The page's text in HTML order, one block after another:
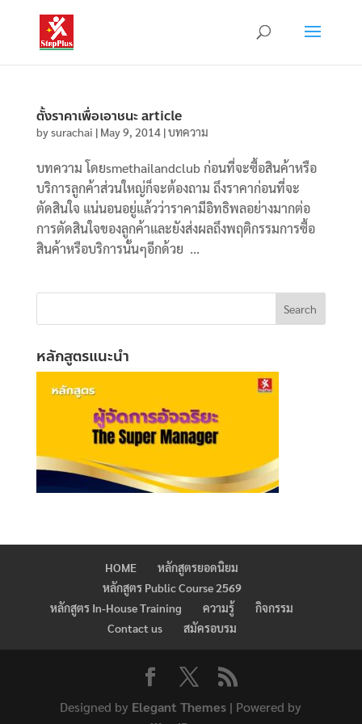
ตั้งราคาเพื่อเอาชนะ article
bysurachai | May 9, 2014|บทความ
บทความ โดยsmethailandclub ก่อนที่จะซื้อสินค้าหรือ
บริการลูกค้าส่วนใหญ่ก็จะต้องถาม ถึงราคาก่อนที่จะ
ตัดสินใจ แน่นอนอยู่แล้วว่าราคามีอิทธิพลอย่างมากต่อ
การตัดสินใจของลูกค้าและยังส่งผลถึงพฤติกรรมการซื้อ
สินค้าหรือบริการนั้นๆอีกด้วย ...
หลักสูตรแนะนำ
HOME
หลักสูตรยอดนิยม
หลักสูตร Public Course 2569
หลักสูตร In-House Training
ความรู้
กิจกรรม
Contact us
สมัครอบรม
Designed by Elegant Themes | Powered by